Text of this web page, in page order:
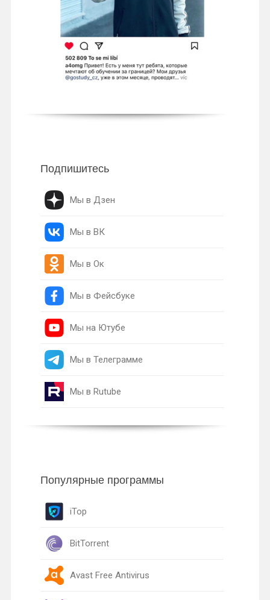
Подпишитесь
Мы в Дзен
Мы в ВК
Мы в Ок
Мы в Фейсбуке
Мы на Ютубе
Мы в Телеграмме
Мы в Rutube
Популярные программы
iTop
BitTorrent
Avast Free Antivirus